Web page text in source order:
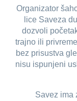
Organizator
lice Saveza
dozvoli
trajno ili
bez prisustva
nisu ispunjeni
Savez ima